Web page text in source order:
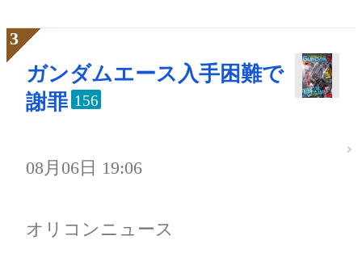
ガンダムエース入手困難で
謝罪 156
08月06日 19:06
オリコンニュース